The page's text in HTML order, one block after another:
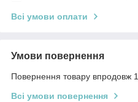
Всі умови оплати
Умови повернення
Повернення товару впродовж
Всі умови повернення